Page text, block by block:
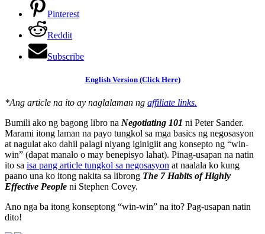
Pinterest
Reddit
Subscribe
English Version (Click Here)
*Ang article na ito ay naglalaman ng affiliate links.
Bumili ako ng bagong libro na Negotiating 101 ni Peter Sander.
Marami itong laman na payo tungkol sa mga basics ng negosasyon
at nagulat ako dahil palagi niyang iginigiit ang konsepto ng “win-
win” (dapat manalo o may benepisyo lahat). Pinag-usapan na natin
ito sa isa pang article tungkol sa negosasyon at naalala ko kung
paano una ko itong nakita sa librong The 7 Habits of Highly
Effective People ni Stephen Covey.
Ano nga ba itong konseptong “win-win” na ito? Pag-usapan natin
dito!